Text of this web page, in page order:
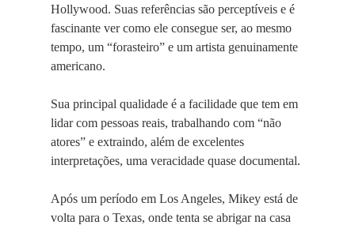
Hollywood. Suas referências são perceptíveis e é
fascinante ver como ele consegue ser, ao mesmo
tempo, um “forasteiro” e um artista genuinamente
americano.
Sua principal qualidade é a facilidade que tem em
lidar com pessoas reais, trabalhando com “não
atores” e extraindo, além de excelentes
interpretações, uma veracidade quase documental.
Após um período em Los Angeles, Mikey está de
volta para o Texas, onde tenta se abrigar na casa